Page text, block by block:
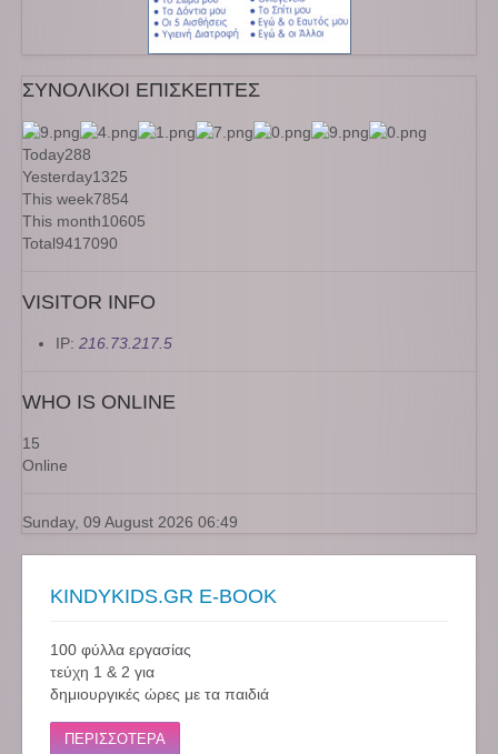
ΣΥΝΟΛΙΚΟΙ ΕΠΙΣΚΕΠΤΕΣ
Today288
Yesterday1325
This week7854
This month10605
Total9417090
VISITOR INFO
IP: 216.73.217.5
WHO IS ONLINE
15
Online
Sunday, 09 August 2026 06:49
KINDYKIDS.GR E-BOOK
100 φύλλα εργασίας
τεύχη 1 & 2 για
δημιουργικές ώρες με τα παιδιά
ΠΕΡΙΣΣΟΤΕΡΑ